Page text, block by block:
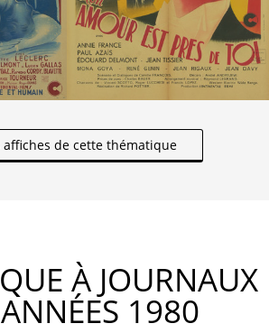
affiches de cette thématique
À JOURNAUX
1980